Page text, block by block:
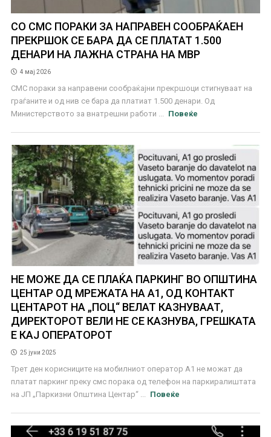
СО СМС ПОРАКИ ЗА НАПРАВЕН СООБРАЌАЕН
ПРЕКРШОК СЕ БАРА ДА СЕ ПЛАТАТ 1.500
ДЕНАРИ НА ЛАЖНА СТРАНА НА МВР
4 мај 2026
СМС пораки за направени сообраќајни прекршоци стигнуваат на
граѓаните и од нив се бара да платиат 1.500 денари. Од
Министерството за внатрешни работи ...
Повеќе
НЕ МОЖЕ ДА СЕ ПЛАЌА ПАРКИНГ ВО ОПШТИНА
ЦЕНТАР ОД МРЕЖАТА НА А1, ОД КОНТАКТ
ЦЕНТАРОТ НА „ПОЦ“ ВЕЛАТ КАЗНУВААТ,
ДИРЕКТОРОТ ВЕЛИ НЕ СЕ КАЗНУВА, ГРЕШКАТА
Е КАЈ ОПЕРАТОРОТ
25 јуни 2025
Трет ден корисниците на мобилниот оператор А1 не можат да
платат паркинг преку смс порака од телефон на паркиралиштата
на ЈП „Паркизни Општина Центар“ ...
Повеќе